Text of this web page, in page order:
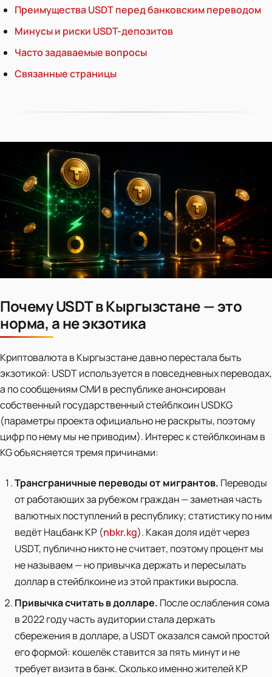
Преимущества USDT перед банковским переводом
Минусы и риски USDT-депозитов
Часто задаваемые вопросы
Связанные страницы
Почему USDT в Кыргызстане — это
норма, а не экзотика
Криптовалюта в Кыргызстане давно перестала быть
экзотикой: USDT используется в повседневных переводах,
а по сообщениям СМИ в республике анонсирован
собственный государственный стейблкоин USDKG
(параметры проекта официально не раскрыты, поэтому
цифр по нему мы не приводим). Интерес к стейблкоинам в
KG объясняется тремя причинами:
Трансграничные переводы от мигрантов. Переводы
от работающих за рубежом граждан — заметная часть
валютных поступлений в республику; статистику по ним
ведёт Нацбанк КР (nbkr.kg). Какая доля идёт через
USDT, публично никто не считает, поэтому процент мы
не называем — но привычка держать и пересылать
доллар в стейблкоине из этой практики выросла.
Привычка считать в долларе. После ослабления сома
в 2022 году часть аудитории стала держать
сбережения в долларе, а USDT оказался самой простой
его формой: кошелёк ставится за пять минут и не
требует визита в банк. Сколько именно жителей КР